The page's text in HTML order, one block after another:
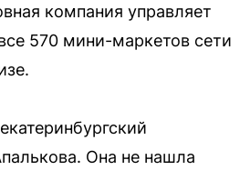
компания управляет
570 мини-маркетов сети
Она не нашла